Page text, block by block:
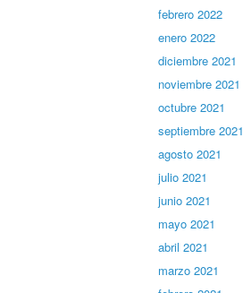
febrero 2022
enero 2022
diciembre 2021
noviembre 2021
octubre 2021
septiembre 2021
agosto 2021
julio 2021
junio 2021
mayo 2021
abril 2021
marzo 2021